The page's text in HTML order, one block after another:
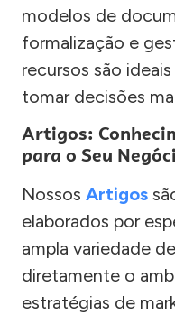
modelos de
formalização e
recursos são
tomar decisões
Artigos:
para o Seu
Nossos Artigos
elaborados por
ampla variedade
diretamente o
estratégias de